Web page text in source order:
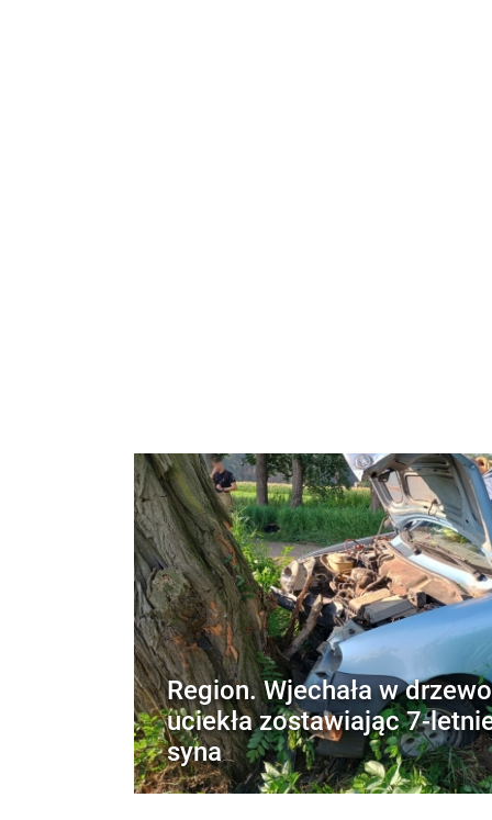
Region. Wjechała w
uciekła zostawiając 7-
syna